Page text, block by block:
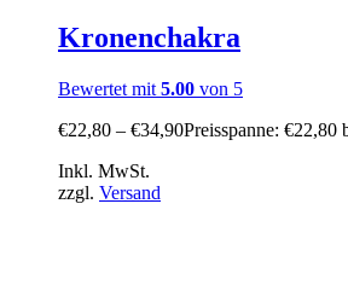
Kronenchakra
Bewertet mit 5.00 von 5
€22,80 – €34,90Preisspanne: €22,80
Inkl. MwSt.
zzgl. Versand